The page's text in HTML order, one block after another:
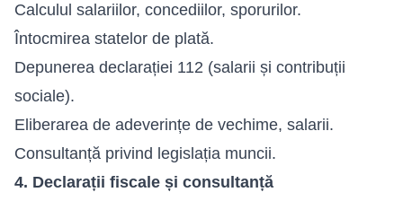
Calculul salariilor, concediilor, sporurilor.
Întocmirea statelor de plată.
Depunerea declarației 112 (salarii și contribuții
sociale).
Eliberarea de adeverințe de vechime, salarii.
Consultanță privind legislația muncii.
4. Declarații fiscale și consultanță